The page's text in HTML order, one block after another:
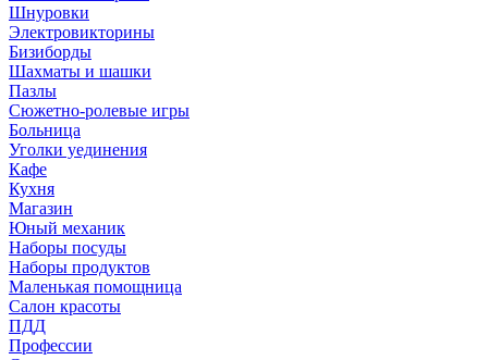
Шнуровки
Электровикторины
Бизиборды
Шахматы и шашки
Пазлы
Сюжетно-ролевые игры
Больница
Уголки уединения
Кафе
Кухня
Магазин
Юный механик
Наборы посуды
Наборы продуктов
Маленькая помощница
Салон красоты
ПДД
Профессии